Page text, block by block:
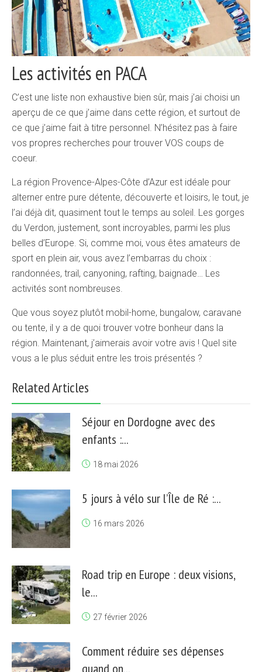
Les activités en PACA
C’est une liste non exhaustive bien sûr, mais j’ai choisi un
aperçu de ce que j’aime dans cette région, et surtout de
ce que j’aime fait à titre personnel. N’hésitez pas à faire
vos propres recherches pour trouver VOS coups de
coeur.
La région Provence-Alpes-Côte d’Azur est idéale pour
alterner entre pure détente, découverte et loisirs, le tout, je
l’ai déjà dit, quasiment tout le temps au soleil. Les gorges
du Verdon, justement, sont incroyables, parmi les plus
belles d’Europe. Si, comme moi, vous êtes amateurs de
sport en plein air, vous avez l’embarras du choix :
randonnées, trail, canyoning, rafting, baignade… Les
activités sont nombreuses.
Que vous soyez plutôt mobil-home, bungalow, caravane
ou tente, il y a de quoi trouver votre bonheur dans la
région. Maintenant, j’aimerais avoir votre avis ! Quel site
vous a le plus séduit entre les trois présentés ?
Related Articles
Séjour en Dordogne avec des
enfants :...
18 mai 2026
5 jours à vélo sur l’Île de Ré :...
16 mars 2026
Road trip en Europe : deux visions,
le...
27 février 2026
Comment réduire ses dépenses
quand on...